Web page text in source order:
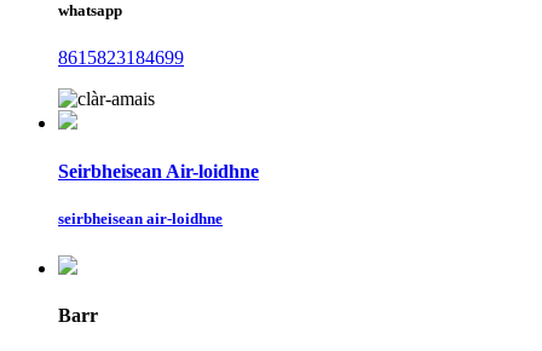
whatsapp
8615823184699
Seirbheisean Air-loidhne
seirbheisean air-loidhne
Barr